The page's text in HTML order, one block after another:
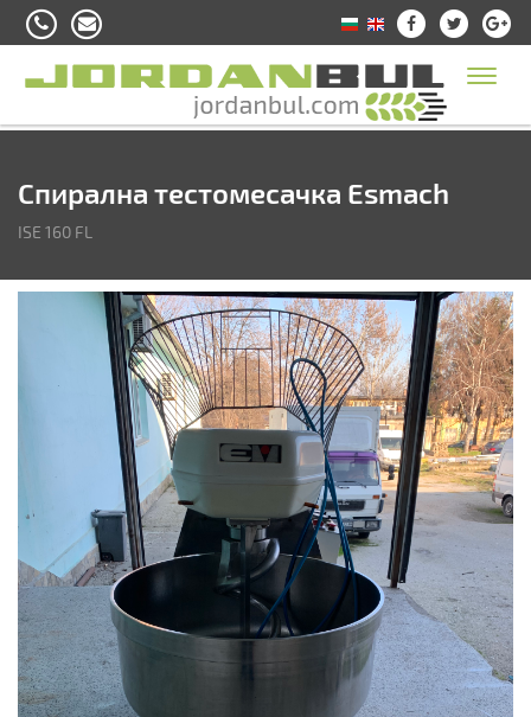
Toggle
Спирална тестомесачка Esmach
ISE 160 FL